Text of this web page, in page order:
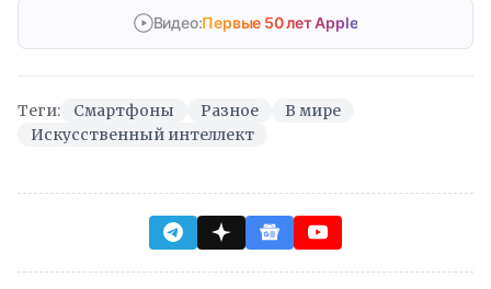
Видео:Первые 50 лет Apple
Теги: Смартфоны Разное
В мире
Искусственный интеллект